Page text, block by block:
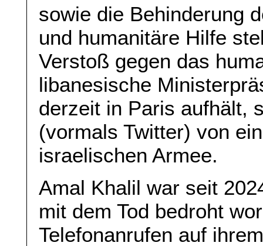
sowie die Behinderung
und humanitäre Hilfe
Verstoß gegen das
libanesische
derzeit in Paris aufhält,
(vormals Twitter) von
israelischen Armee.
Amal Khalil war seit
mit dem Tod bedroht
Telefonanrufen auf